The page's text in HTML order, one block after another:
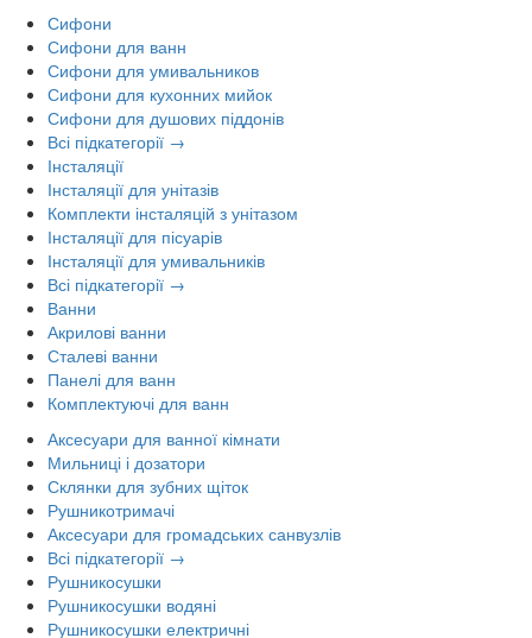
Сифони
Сифони для ванн
Сифони для умивальников
Сифони для кухонних мийок
Сифони для душових піддонів
Всі підкатегорії →
Інсталяції
Інсталяції для унітазів
Комплекти інсталяцій з унітазом
Інсталяції для пісуарів
Інсталяції для умивальників
Всі підкатегорії →
Ванни
Акрилові ванни
Сталеві ванни
Панелі для ванн
Комплектуючі для ванн
Аксесуари для ванної кімнати
Мильниці і дозатори
Склянки для зубних щіток
Рушникотримачі
Аксесуари для громадських санвузлів
Всі підкатегорії →
Рушникосушки
Рушникосушки водяні
Рушникосушки електричні